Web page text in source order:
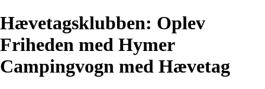
Hævetagsklubben: Oplev
Friheden med Hymer
Campingvogn med Hævetag